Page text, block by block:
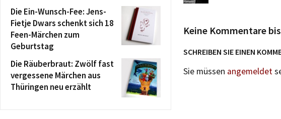
Keine Kommentare
SCHREIBEN SIE EINEN
Sie müssen angemeldet
Die Ein-Wunsch-Fee: Jens-
Fietje Dwars schenkt sich 18
Feen-Märchen zum
Geburtstag
Die Räuberbraut: Zwölf fast
vergessene Märchen aus
Thüringen neu erzählt